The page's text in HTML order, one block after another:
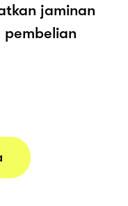
jaminan